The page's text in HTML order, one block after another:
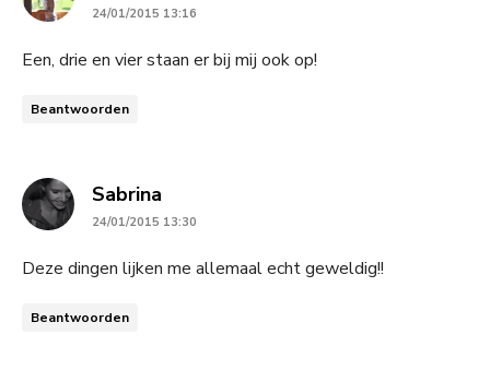
24/01/2015 13:16
Een, drie en vier staan er bij mij ook op!
Beantwoorden
Sabrina
24/01/2015 13:30
Deze dingen lijken me allemaal echt geweldig!!
Beantwoorden